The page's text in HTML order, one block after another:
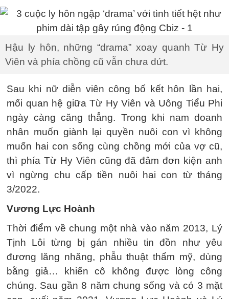
Hậu ly hôn, những “drama” xoay quanh Từ Hy
Viên và phía chồng cũ vẫn chưa dứt.
Sau khi nữ diễn viên công bố kết hôn lần hai,
mối quan hệ giữa Từ Hy Viên và Uông Tiểu Phi
ngày càng căng thẳng. Trong khi nam doanh
nhân muốn giành lại quyền nuôi con vì không
muốn hai con sống cùng chồng mới của vợ cũ,
thì phía Từ Hy Viên cũng đã đâm đơn kiện anh
vì ngừng chu cấp tiền nuôi hai con từ tháng
3/2022.
Vương Lực Hoành
Thời điểm về chung một nhà vào năm 2013, Lý
Tịnh Lôi từng bị gán nhiều tin đồn như yêu
đương lăng nhăng, phẫu thuật thẩm mỹ, dùng
bằng giả… khiến cô không được lòng công
chúng. Sau gần 8 năm chung sống và có 3 mặt